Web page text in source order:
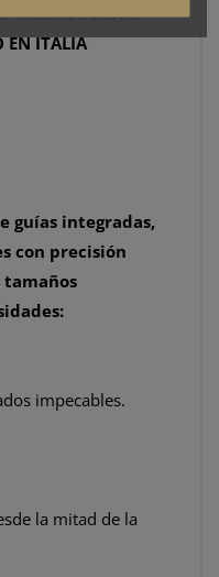
oscuros a claros.
EN ITALIA
guías integradas,
con precisión
impecables.
la mitad de la